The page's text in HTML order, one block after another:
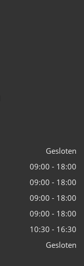
Gesloten
09:00 - 18:00
09:00 - 18:00
09:00 - 18:00
09:00 - 18:00
10:30 - 16:30
Gesloten